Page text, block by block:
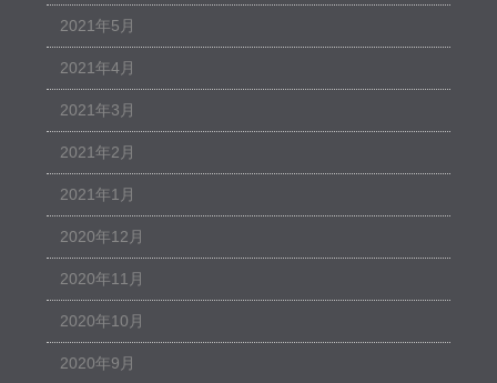
2021年5月
2021年4月
2021年3月
2021年2月
2021年1月
2020年12月
2020年11月
2020年10月
2020年9月